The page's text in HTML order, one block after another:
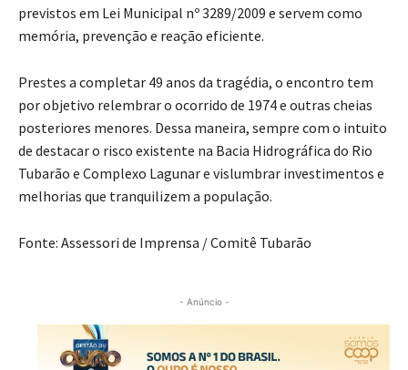
previstos em Lei Municipal nº 3289/2009 e servem como
memória, prevenção e reação eficiente.
Prestes a completar 49 anos da tragédia, o encontro tem
por objetivo relembrar o ocorrido de 1974 e outras cheias
posteriores menores. Dessa maneira, sempre com o intuito
de destacar o risco existente na Bacia Hidrográfica do Rio
Tubarão e Complexo Lagunar e vislumbrar investimentos e
melhorias que tranquilizem a população.
Fonte: Assessori de Imprensa / Comitê Tubarão
- Anúncio -